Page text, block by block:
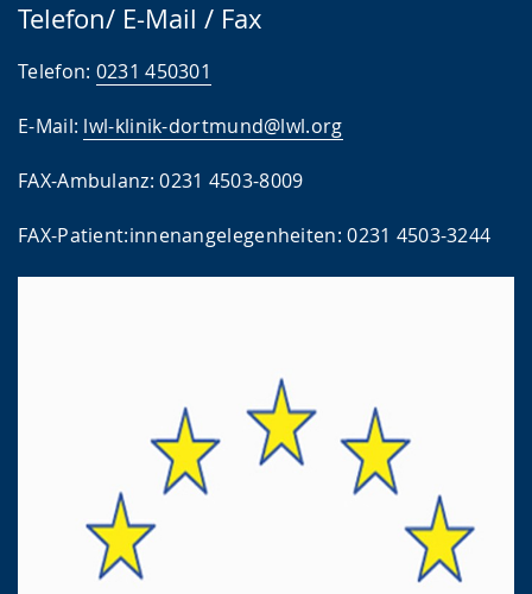
Telefon/ E-Mail / Fax
Telefon: 0231 450301
E-Mail: lwl-klinik-dortmund@lwl.org
FAX-Ambulanz: 0231 4503-8009
FAX-Patient:innenangelegenheiten: 0231 4503-3244